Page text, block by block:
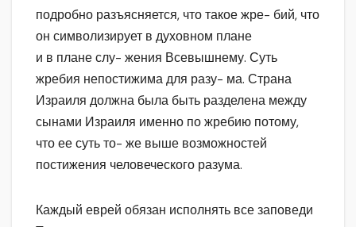
подробно разъясняется, что такое жре- бий, что
он символизирует в духовном плане
и в плане слу- жения Всевышнему. Суть
жребия непостижима для разу- ма. Страна
Израиля должна была быть разделена между
сынами Израиля именно по жребию потому,
что ее суть то- же выше возможностей
постижения человеческого разума.
Каждый еврей обязан исполнять все заповеди